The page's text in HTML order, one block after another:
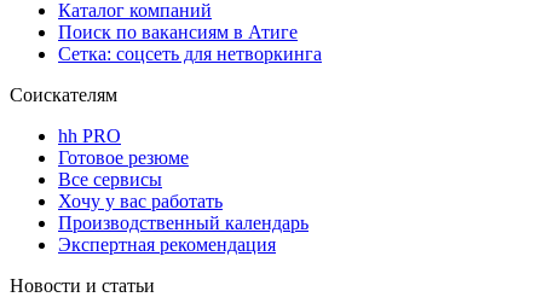
Каталог компаний
Поиск по вакансиям в Атиге
Сетка: соцсеть для нетворкинга
Соискателям
hh PRO
Готовое резюме
Все сервисы
Хочу у вас работать
Производственный календарь
Экспертная рекомендация
Новости и статьи